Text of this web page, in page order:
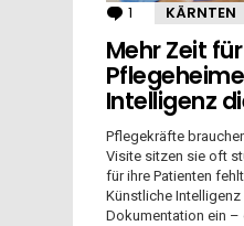
1 Kommentar
KÄRNTEN
Mehr Zeit
Intelligenz
Pflegekräfte
Visite sitzen sie oft
für ihre Patienten
Künstliche
Dokumentation ein –